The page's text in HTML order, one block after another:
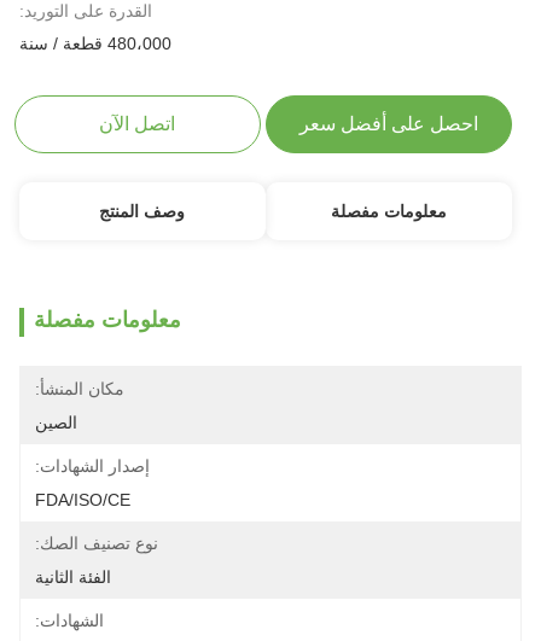
القدرة على التوريد:
480،000 قطعة / سنة
احصل على أفضل سعر اتصل الآن
معلومات مفصلة وصف المنتج
معلومات مفصلة
مكان المنشأ:
الصين
إصدار الشهادات:
FDA/ISO/CE
نوع تصنيف الصك:
الفئة الثانية
الشهادات: